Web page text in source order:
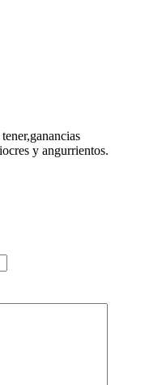
y angurrientos.